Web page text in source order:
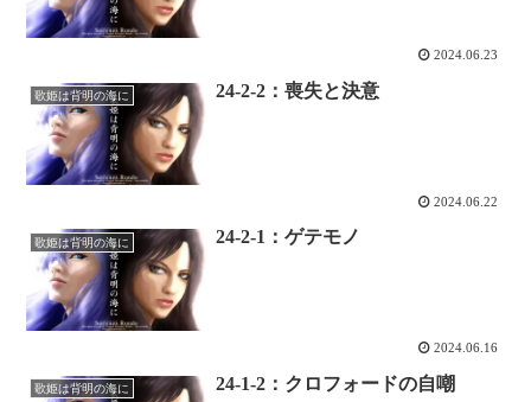
2024.06.23
歌姫は背明の海に 24-2-2：喪失と決意
2024.06.22
歌姫は背明の海に 24-2-1：ゲテモノ
2024.06.16
歌姫は背明の海に 24-1-2：クロフォードの自嘲